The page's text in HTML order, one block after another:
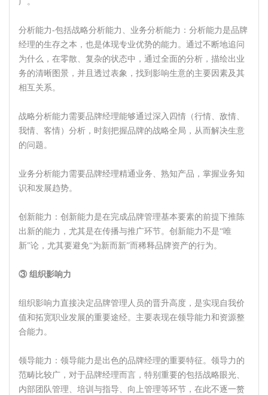
分析能力-包括战略分析能力、业务分析能力：分析能力是品牌
经理的生存之本，也是体现专业优势的能力。通过不断地追问
为什么，在零散、复杂的状态中，通过全面的分析，描绘出业
务的清晰图景，并且透过表象，找到影响生意的主要因素及其
相互关系。
战略分析能力需要品牌经理能够通过深入四情（行情、敌情、
我情、客情）分析，时刻把握品牌的战略全局，从而解决生意
的问题。
业务分析能力需要品牌经理精通业务、熟知产品，掌握业务知
识和发展趋势。
创新能力：创新能力是在完成品牌管理基本要素的前提下推陈
出新的能力，尤其是在传播与推广环节。创新能力不是“唯
新”论，尤其要避免“为新而新”而稀释品牌资产的行为。
③ 组织影响力
组织影响力直接决定品牌管理人员的晋升高度，是实现自我价
值和拓宽职业发展的重要途经。主要表现在领导能力和资源整
合能力。
领导能力：领导能力是出色的品牌经理的重要特征。领导力的
范畴比较广，对于品牌经理而言，特别重要的包括战略眼光、
内部团队管理、培训与指导、向上管理等环节，在此不逐一赘